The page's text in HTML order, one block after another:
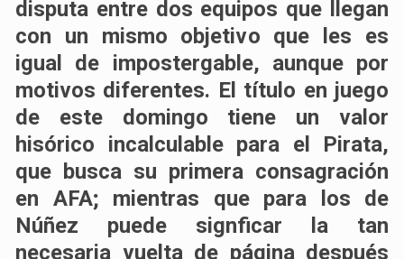
disputa entre dos equipos que llegan
con un mismo objetivo que les es
igual de impostergable, aunque por
motivos diferentes. El título en juego
de este domingo tiene un valor
hisórico incalculable para el Pirata,
que
busca su primera consagración
en AFA; mientras que para los de
Núñez puede signficar la tan
necesaria vuelta de páginadespués